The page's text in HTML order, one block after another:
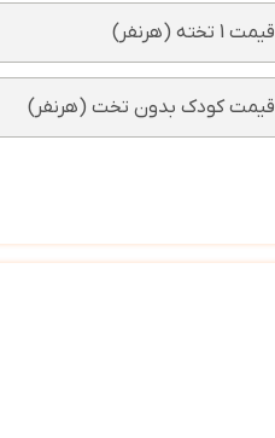
قیمت 1 تخته (هرنفر)
قیمت کودک بدون تخت (هرنفر)